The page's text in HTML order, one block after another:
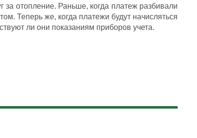
за отопление. Раньше, когда платеж разбивали
Теперь же, когда платежи будут начисляться
ли они показаниям приборов учета.